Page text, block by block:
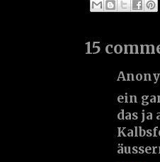
15
ein
das ja